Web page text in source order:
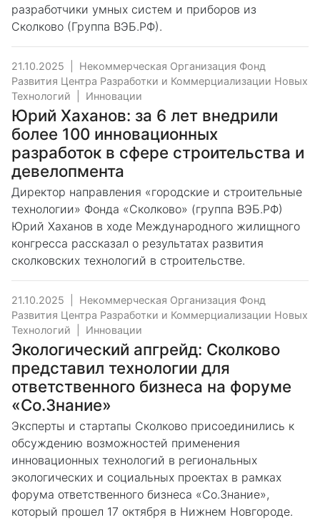
разработчики умных систем и приборов из
Сколково (Группа ВЭБ.РФ).
21.10.2025
Некоммерческая Организация Фонд
Развития Центра Разработки и Коммерциализации Новых
Технологий
Инновации
Юрий Хаханов: за 6 лет внедрили
более 100 инновационных
разработок в сфере строительства и
девелопмента
Директор направления «городские и строительные
технологии» Фонда «Сколково» (группа ВЭБ.РФ)
Юрий Хаханов в ходе Международного жилищного
конгресса рассказал о результатах развития
сколковских технологий в строительстве.
21.10.2025
Некоммерческая Организация Фонд
Развития Центра Разработки и Коммерциализации Новых
Технологий
Инновации
Экологический апгрейд: Сколково
представил технологии для
ответственного бизнеса на форуме
«Со.Знание»
Эксперты и стартапы Сколково присоединились к
обсуждению возможностей применения
инновационных технологий в региональных
экологических и социальных проектах в рамках
форума ответственного бизнеса «Со.Знание»,
который прошел 17 октября в Нижнем Новгороде.